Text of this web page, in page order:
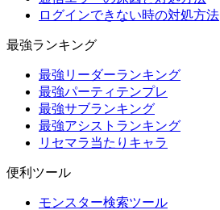
ログインできない時の対処方法
最強ランキング
最強リーダーランキング
最強パーティテンプレ
最強サブランキング
最強アシストランキング
リセマラ当たりキャラ
便利ツール
モンスター検索ツール